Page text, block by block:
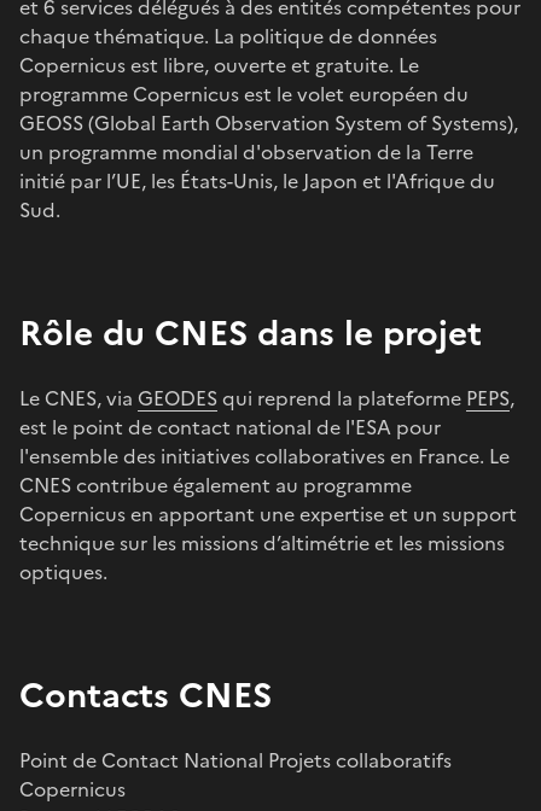
et 6 services délégués à des entités compétentes pour
chaque thématique. La politique de données
Copernicus est libre, ouverte et gratuite. Le
programme Copernicus est le volet européen du
GEOSS (Global Earth Observation System of Systems),
un programme mondial d'observation de la Terre
initié par l’UE, les États-Unis, le Japon et l'Afrique du
Sud.
Rôle du CNES dans le projet
Le CNES, via GEODESqui reprend la plateforme PEPS,
est le point de contact national de l'ESA pour
l'ensemble des initiatives collaboratives en France. Le
CNES contribue également au programme
Copernicus en apportant une expertise et un support
technique sur les missions d’altimétrie et les missions
optiques.
Contacts CNES
Point de Contact National Projets collaboratifs
Copernicus